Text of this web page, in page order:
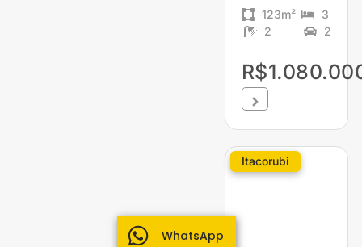
123m²
3
2
2
Itacorubi
WhatsApp